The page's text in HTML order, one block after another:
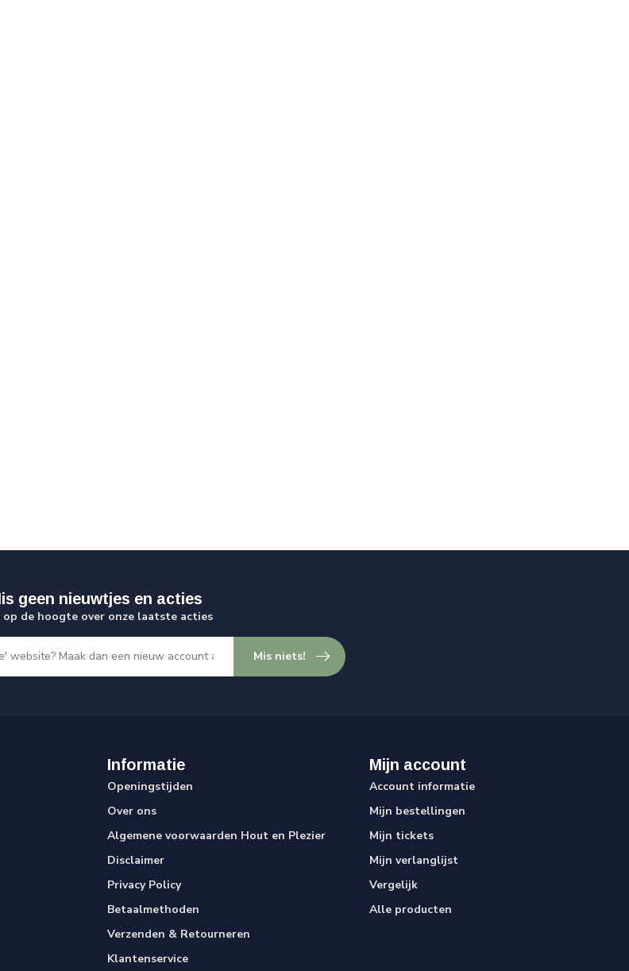
geen nieuwtjes en acties
op de hoogte over onze laatste acties
Mis niets!
Informatie
Openingstijden
Over ons
Algemene voorwaarden Hout en Plezier
Disclaimer
Privacy Policy
Betaalmethoden
Verzenden & Retourneren
Klantenservice
Mijn account
Account informatie
Mijn bestellingen
Mijn tickets
Mijn verlanglijst
Vergelijk
Alle producten